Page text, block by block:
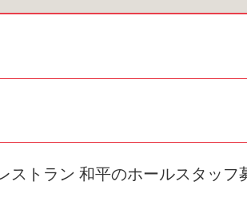
ストラン 和平のホールスタッ